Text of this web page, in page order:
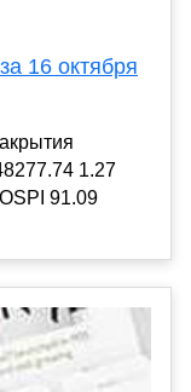
16 октября
1.27
91.09